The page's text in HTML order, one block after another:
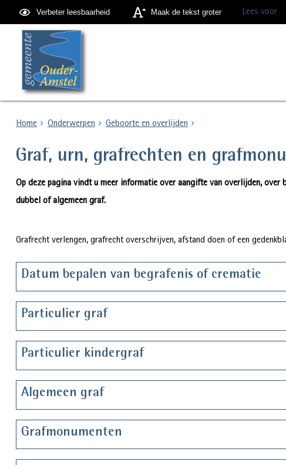
Verbeter leesbaarheid Maak de tekst groter Lees voor
Home Onderwerpen Geboorte en overlijden
Graf, urn, grafrechten en
Op deze pagina vindt u meer informatie over aangifte van overlijden, over
dubbel of algemeen graf.
Grafrecht verlengen, grafrecht overschrijven, afstand doen of een
Datum bepalen van begrafenis of crematie
Particulier graf
Particulier kindergraf
Algemeen graf
Grafmonumenten